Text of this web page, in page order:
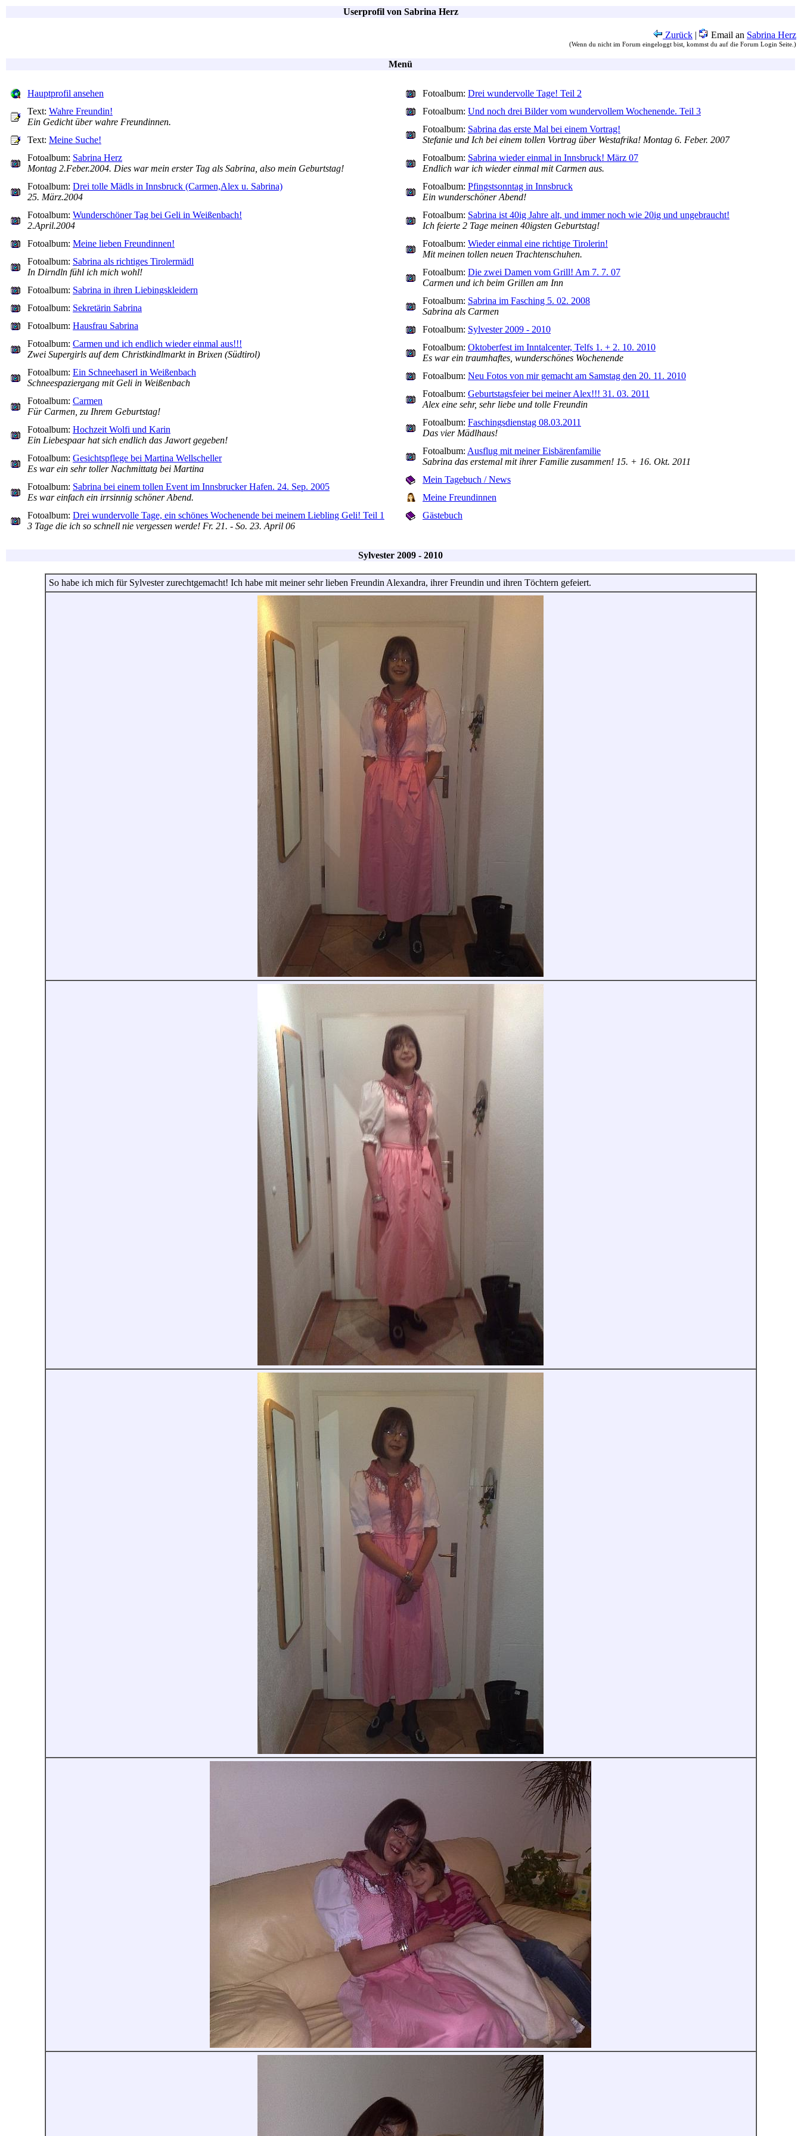
Userprofil von Sabrina Herz
Zurück | Email an Sabrina Herz
(Wenn du nicht im Forum eingeloggt bist, kommst du auf die Forum Login Seite.)
Menü
Hauptprofil ansehen
Text: Wahre Freundin!
Ein Gedicht über wahre Freundinnen.
Text: Meine Suche!
Fotoalbum: Sabrina Herz
Montag 2.Feber.2004. Dies war mein erster Tag als Sabrina, also mein Geburtstag!
Fotoalbum: Drei tolle Mädls in Innsbruck (Carmen,Alex u. Sabrina)
25. März.2004
Fotoalbum: Wunderschöner Tag bei Geli in Weißenbach!
2.April.2004
Fotoalbum: Meine lieben Freundinnen!
Fotoalbum: Sabrina als richtiges Tirolermädl
In Dirndln fühl ich mich wohl!
Fotoalbum: Sabrina in ihren Liebingskleidern
Fotoalbum: Sekretärin Sabrina
Fotoalbum: Hausfrau Sabrina
Fotoalbum: Carmen und ich endlich wieder einmal aus!!!
Zwei Supergirls auf dem Christkindlmarkt in Brixen (Südtirol)
Fotoalbum: Ein Schneehaserl in Weißenbach
Schneespaziergang mit Geli in Weißenbach
Fotoalbum: Carmen
Für Carmen, zu Ihrem Geburtstag!
Fotoalbum: Hochzeit Wolfi und Karin
Ein Liebespaar hat sich endlich das Jawort gegeben!
Fotoalbum: Gesichtspflege bei Martina Wellscheller
Es war ein sehr toller Nachmittatg bei Martina
Fotoalbum: Sabrina bei einem tollen Event im Innsbrucker Hafen. 24. Sep. 2005
Es war einfach ein irrsinnig schöner Abend.
Fotoalbum: Drei wundervolle Tage, ein schönes Wochenende bei meinem Liebling Geli! Teil 1
3 Tage die ich so schnell nie vergessen werde! Fr. 21. - So. 23. April 06
Fotoalbum: Drei wundervolle Tage! Teil 2
Fotoalbum: Und noch drei Bilder vom wundervollem Wochenende. Teil 3
Fotoalbum: Sabrina das erste Mal bei einem Vortrag!
Stefanie und Ich bei einem tollen Vortrag über Westafrika! Montag 6. Feber. 2007
Fotoalbum: Sabrina wieder einmal in Innsbruck! März 07
Endlich war ich wieder einmal mit Carmen aus.
Fotoalbum: Pfingstsonntag in Innsbruck
Ein wunderschöner Abend!
Fotoalbum: Sabrina ist 40ig Jahre alt, und immer noch wie 20ig und ungebraucht!
Ich feierte 2 Tage meinen 40igsten Geburtstag!
Fotoalbum: Wieder einmal eine richtige Tirolerin!
Mit meinen tollen neuen Trachtenschuhen.
Fotoalbum: Die zwei Damen vom Grill! Am 7. 7. 07
Carmen und ich beim Grillen am Inn
Fotoalbum: Sabrina im Fasching 5. 02. 2008
Sabrina als Carmen
Fotoalbum: Sylvester 2009 - 2010
Fotoalbum: Oktoberfest im Inntalcenter, Telfs 1. + 2. 10. 2010
Es war ein traumhaftes, wunderschönes Wochenende
Fotoalbum: Neu Fotos von mir gemacht am Samstag den 20. 11. 2010
Fotoalbum: Geburtstagsfeier bei meiner Alex!!! 31. 03. 2011
Alex eine sehr, sehr liebe und tolle Freundin
Fotoalbum: Faschingsdienstag 08.03.2011
Das vier Mädlhaus!
Fotoalbum: Ausflug mit meiner Eisbärenfamilie
Sabrina das erstemal mit ihrer Familie zusammen! 15. + 16. Okt. 2011
Mein Tagebuch / News
Meine Freundinnen
Gästebuch
Sylvester 2009 - 2010
So habe ich mich für Sylvester zurechtgemacht! Ich habe mit meiner sehr lieben Freundin Alexandra, ihrer Freundin und ihren Töchtern gefeiert.